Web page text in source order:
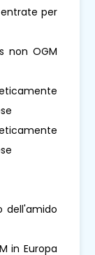
per
non OGM
dell'amido
in Europa